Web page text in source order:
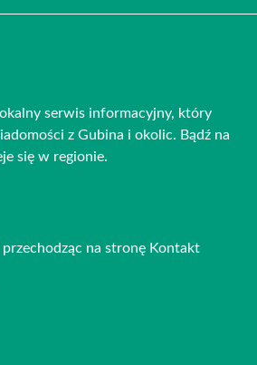
serwis informacyjny, który
z Gubina i okolic. Bądź na
się w regionie.
na stronę Kontakt